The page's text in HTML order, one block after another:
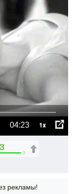
04:23 1x
3
рекламы!